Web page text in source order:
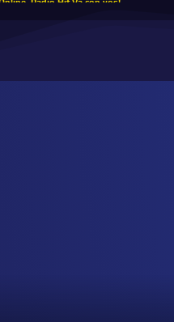
Radio Hit Va con vos!